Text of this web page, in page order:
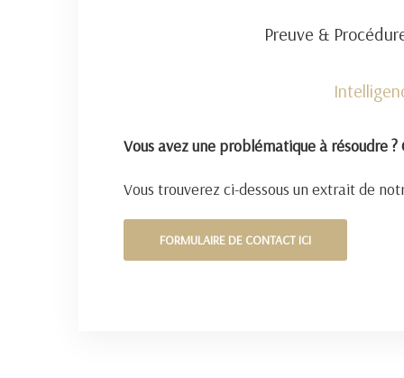
Preuve &
Vous avez une problématique à résoudre
Vous trouverez ci-dessous un extrait de
FORMULAIRE DE CONTACT ICI